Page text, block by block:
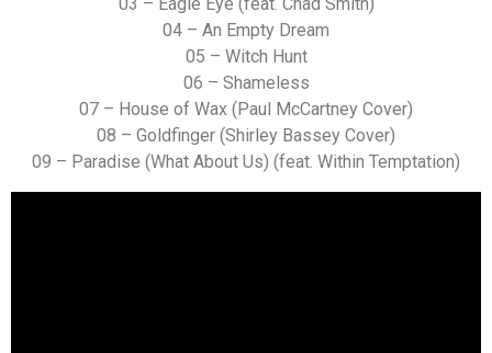
04 – An Empty Dream
05 – Witch Hunt
06 – Shameless
07 – House of Wax (Paul McCartney Cover)
08 – Goldfinger (Shirley Bassey Cover)
09 – Paradise (What About Us) (feat. Within Temptation)